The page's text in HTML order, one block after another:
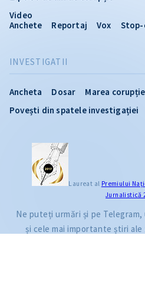
INVESTIGATII
Ancheta Dosar
Marea corupție
Povești din spatele investigației
Video
Anchete
Reportaj Vox Stop-
Laureat al Premiului
Jurnalistică
Ne puteți urmări și pe
și cele mai importante știri ale
CITEȘTE